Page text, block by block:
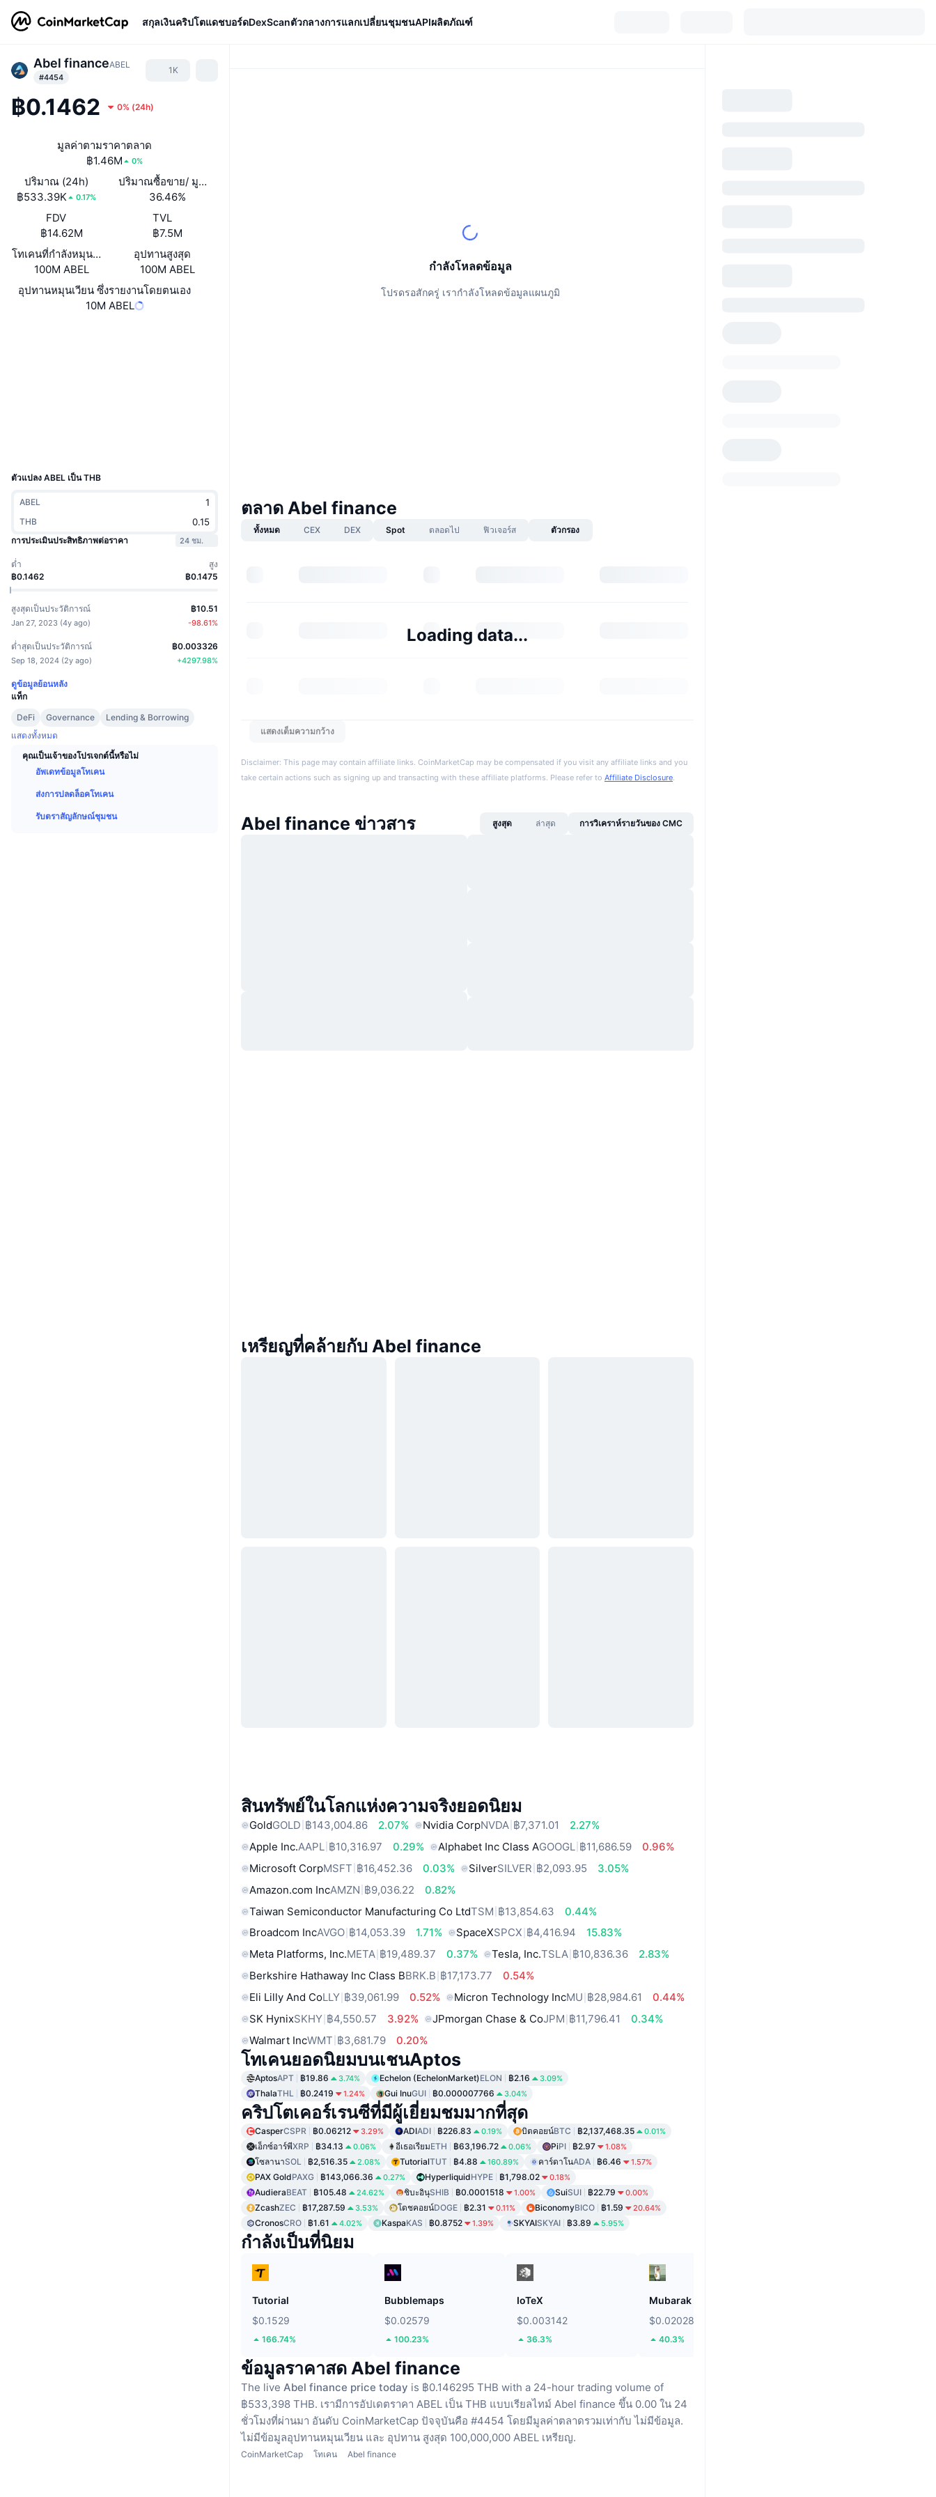
สกุลเงินคริปโตแดชบอร์ดDexScanตัวกลางการแลกเปลี่ยนชุมชนAPIผลิตภัณฑ์
Abel financeABEL
#4454
1K
฿0.1462 0% (24h)
มูลค่าตามราคาตลาด
฿1.46M
0%
ปริมาณ (24h)
฿533.39K
0.17%
ปริมาณซื้อขาย/ มูลค่าหลักทรัพย์ตามราคาตลาด (24 ชม.)
36.46%
FDV
฿14.62M
TVL
฿7.5M
โทเคนที่กำลังหมุนเวียนหรือถูกล็อค
100M ABEL
อุปทานสูงสุด
100M ABEL
อุปทานหมุนเวียน ซึ่งรายงานโดยตนเอง
10M ABEL
ตัวแปลง ABEL เป็น THB
ABEL
THB
การประเมินประสิทธิภาพต่อราคา
24 ชม.
ต่ำ
฿0.1462
สูง
฿0.1475
สูงสุดเป็นประวัติการณ์
Jan 27, 2023 (4y ago)
฿10.51
-98.61%
ต่ำสุดเป็นประวัติการณ์
Sep 18, 2024 (2y ago)
฿0.003326
+4297.98%
ดูข้อมูลย้อนหลัง
แท็ก
DeFi
Governance
Lending & Borrowing
แสดงทั้งหมด
คุณเป็นเจ้าของโปรเจกต์นี้หรือไม่
อัพเดทข้อมูลโทเคน
ส่งการปลดล็อคโทเคน
รับตราสัญลักษณ์ชุมชน
กำลังโหลดข้อมูล
โปรดรอสักครู่ เรากำลังโหลดข้อมูลแผนภูมิ
ตลาด Abel finance
ทั้งหมด CEX DEX Spot ตลอดไป ฟิวเจอร์ส ตัวกรอง
Loading data...
แสดงเต็มความกว้าง
Disclaimer: This page may contain affiliate links. CoinMarketCap may be compensated if you visit any affiliate links and you
take certain actions such as signing up and transacting with these affiliate platforms. Please refer to Affiliate Disclosure.
Abel finance ข่าวสาร สูงสุด ล่าสุด การวิเคราห์รายวันของ CMC
เหรียญที่คล้ายกับ Abel finance
สินทรัพย์ในโลกแห่งความจริงยอดนิยม
GoldGOLD ฿143,004.86 2.07% Nvidia CorpNVDA ฿7,371.01
2.27%
Apple Inc.AAPL ฿10,316.97 0.29% Alphabet Inc Class AGOOGL ฿11,686.59
0.96%
Microsoft CorpMSFT ฿16,452.36 0.03% SilverSILVER ฿2,093.95
3.05%
Amazon.com IncAMZN ฿9,036.22
0.82%
Taiwan Semiconductor Manufacturing Co LtdTSM ฿13,854.63
0.44%
Broadcom IncAVGO ฿14,053.39 1.71% SpaceXSPCX ฿4,416.94
15.83%
Meta Platforms, Inc.META ฿19,489.37 0.37% Tesla, Inc.TSLA ฿10,836.36
2.83%
Berkshire Hathaway Inc Class BBRK.B ฿17,173.77
0.54%
Eli Lilly And CoLLY ฿39,061.99 0.52% Micron Technology IncMU ฿28,984.61
0.44%
SK HynixSKHY ฿4,550.57 3.92% JPmorgan Chase & CoJPM ฿11,796.41
0.34%
Walmart IncWMT ฿3,681.79 0.20%
โทเคนยอดนิยมบนเชนAptos
AptosAPT ฿19.86 3.74% Echelon (EchelonMarket)ELON ฿2.16 3.09%
ThalaTHL ฿0.2419 1.24% Gui InuGUI ฿0.000007766 3.04%
คริปโตเคอร์เรนซีที่มีผู้เยี่ยมชมมากที่สุด
CasperCSPR ฿0.06212 3.29% ADIADI ฿226.83 0.19% บิตคอยน์BTC ฿2,137,468.35 0.01%
เอ็กซ์อาร์พีXRP ฿34.13 0.06% อีเธอเรียมETH ฿63,196.72 0.06% PiPI ฿2.97 1.08%
โซลานาSOL ฿2,516.35 2.08% TutorialTUT ฿4.88 160.89% คาร์ดาโนADA ฿6.46 1.57%
PAX GoldPAXG ฿143,066.36 0.27% HyperliquidHYPE ฿1,798.02 0.18%
AudieraBEAT ฿105.48 24.62% ชิบะอินุSHIB ฿0.0001518 1.00% SuiSUI ฿22.79 0.00%
ZcashZEC ฿17,287.59 3.53% โดชคอยน์DOGE ฿2.31 0.11% BiconomyBICO ฿1.59 20.64%
CronosCRO ฿1.61 4.02% KaspaKAS ฿0.8752 1.39% SKYAISKYAI ฿3.89 5.95%
กำลังเป็นที่นิยม
Tutorial
$0.1529
166.74%
Bubblemaps
$0.02579
100.23%
IoTeX
$0.003142
36.3%
Mubarak
$0.02028
40.3%
ข้อมูลราคาสด Abel finance
The live Abel finance price today is ฿0.146295 THB with a 24-hour trading volume of
฿533,398 THB. เรามีการอัปเดตราคา ABEL เป็น THB แบบเรียลไทม์ Abel finance ขึ้น 0.00 ใน 24
ชั่วโมงที่ผ่านมา อันดับ CoinMarketCap ปัจจุบันคือ #4454 โดยมีมูลค่าตลาดรวมเท่ากับ ไม่มีข้อมูล.
ไม่มีข้อมูลอุปทานหมุนเวียน และ อุปทาน สูงสุด 100,000,000 ABEL เหรียญ.
CoinMarketCap โทเคน Abel finance